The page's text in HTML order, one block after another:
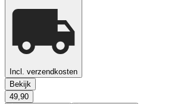
Incl. verzendkosten
Bekijk
49,90